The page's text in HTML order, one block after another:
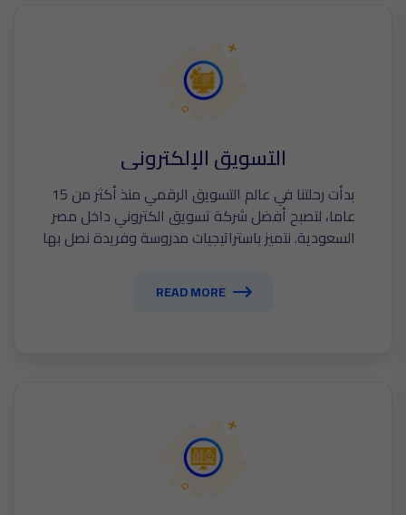
التسويق الإلكتروني
بدأت رحلتنا في عالم التسويق الرقمي منذ أكثر من 15
عاما، لتصبح أفضل شركة تسويق الكتروني داخل مصر
والسعودية. نتميز باستراتيجيات مدروسة وفريدة نصل بها
عملك.
READ MORE